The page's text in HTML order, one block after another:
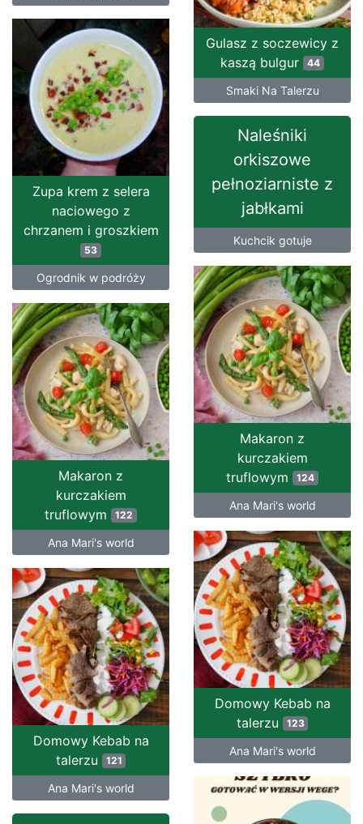
Gulasz z soczewicy z
kaszą bulgur 44
Smaki Na Talerzu
Zupa krem z selera
naciowego z
chrzanem i groszkiem
53
Ogrodnik w podróży
Naleśniki
orkiszowe
pełnoziarniste z
jabłkami
Kuchcik gotuje
Makaron z
kurczakiem
truflowym 124
Ana Mari's world
Makaron z
kurczakiem
truflowym 122
Ana Mari's world
Domowy Kebab na
talerzu
123
Ana Mari's world
Domowy Kebab na
talerzu
121
Ana Mari's world